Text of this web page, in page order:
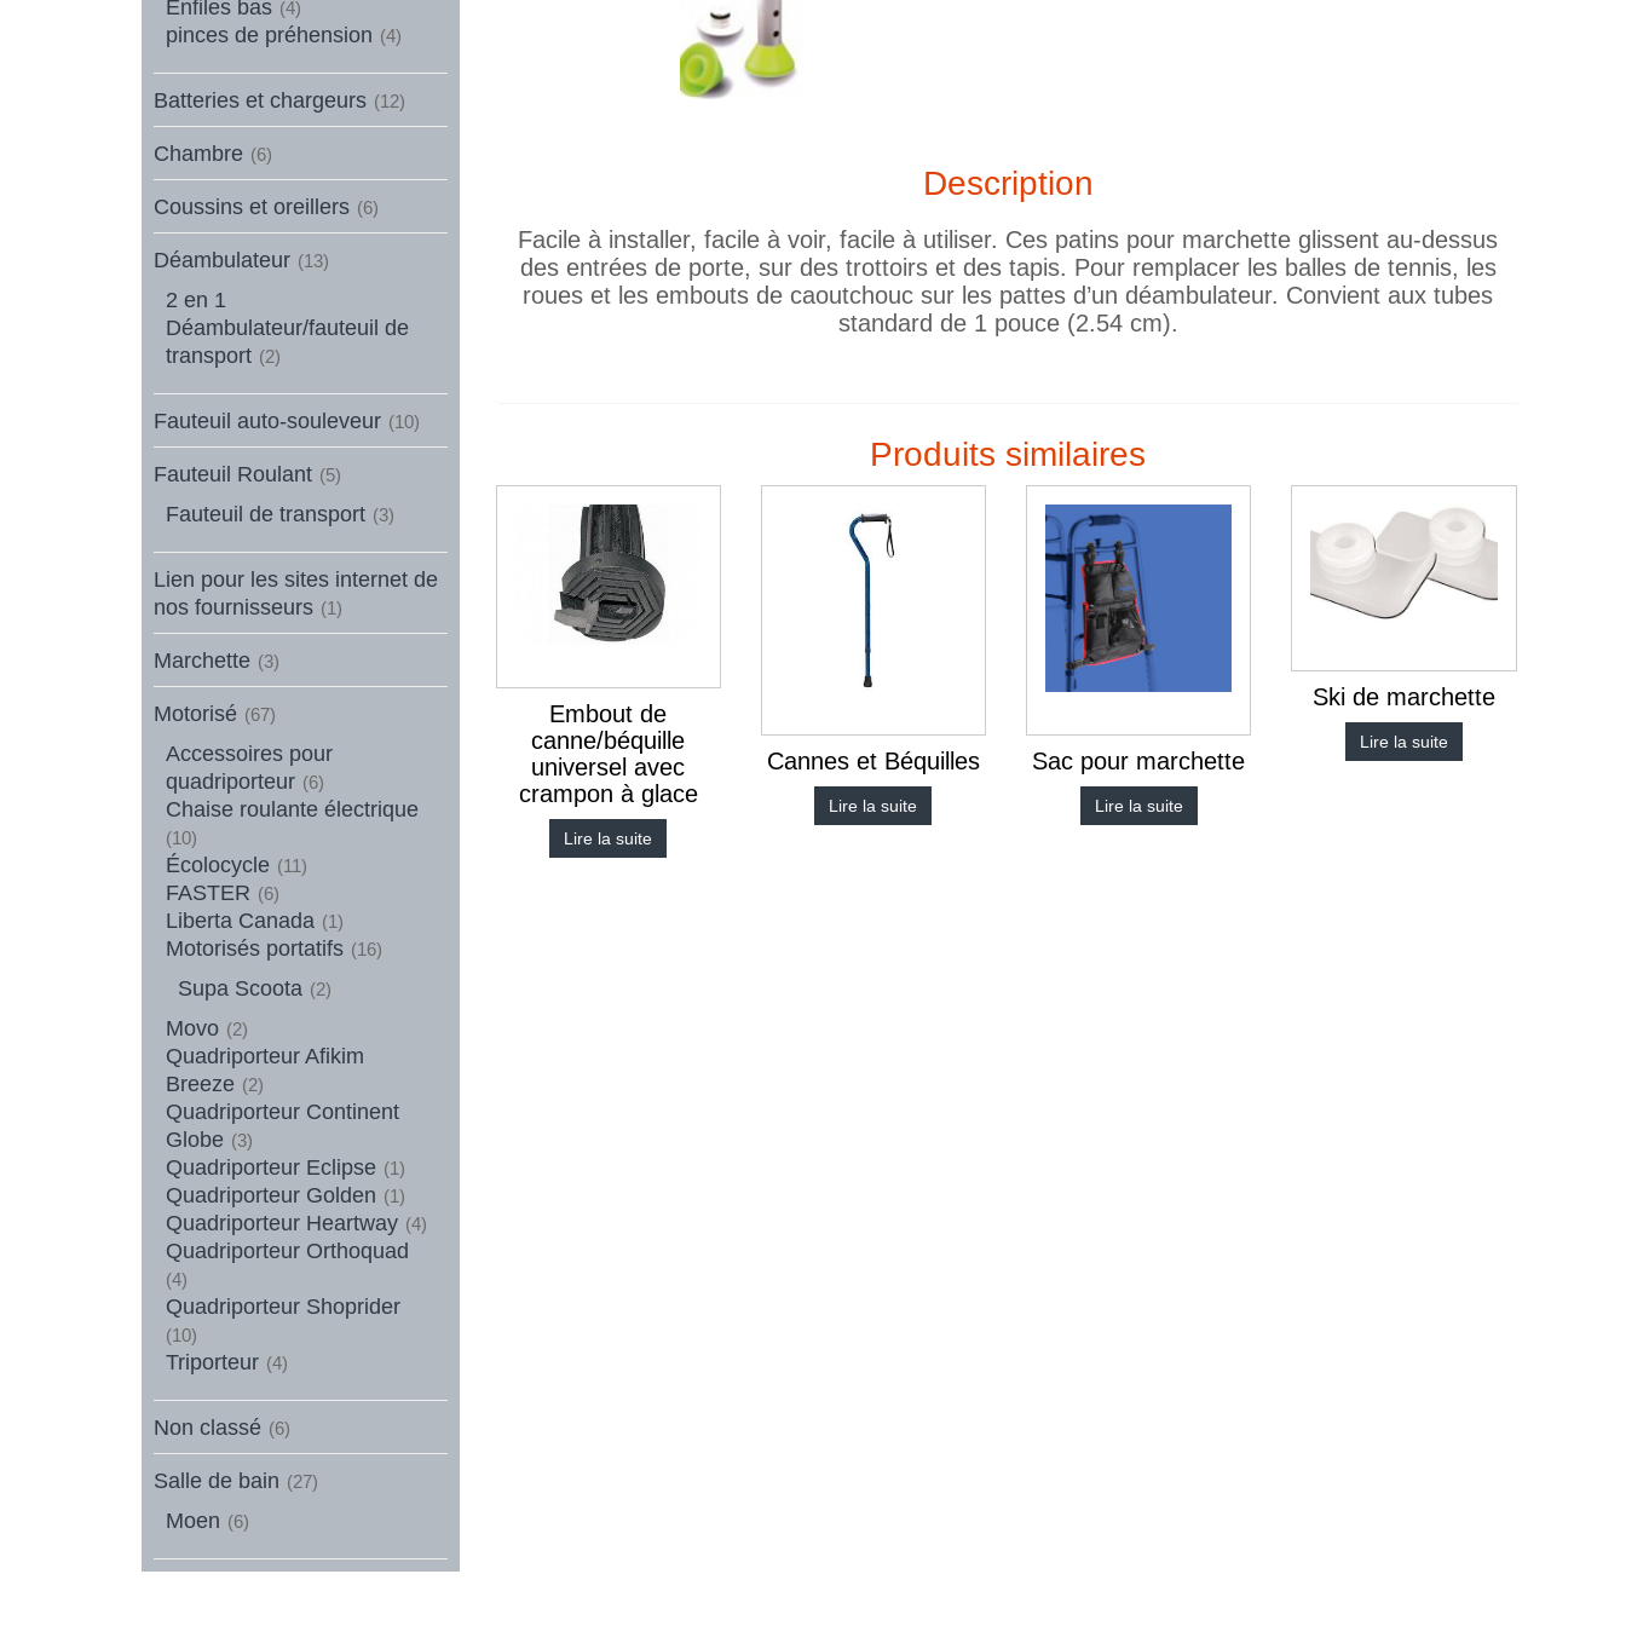
Enfiles bas (4)
pinces de préhension (4)
Batteries et chargeurs (12)
Chambre (6)
Coussins et oreillers (6)
Déambulateur (13)
2 en 1
Déambulateur/fauteuil de
transport (2)
Fauteuil auto-souleveur (10)
Fauteuil Roulant (5)
Fauteuil de transport (3)
Lien pour les sites internet de
nos fournisseurs (1)
Marchette (3)
Motorisé (67)
Accessoires pour
quadriporteur (6)
Chaise roulante électrique
(10)
Écolocycle (11)
FASTER (6)
Liberta Canada (1)
Motorisés portatifs (16)
Supa Scoota (2)
Movo (2)
Quadriporteur Afikim
Breeze (2)
Quadriporteur Continent
Globe (3)
Quadriporteur Eclipse (1)
Quadriporteur Golden (1)
Quadriporteur Heartway (4)
Quadriporteur Orthoquad
(4)
Quadriporteur Shoprider
(10)
Triporteur (4)
Non classé (6)
Salle de bain (27)
Moen (6)
Description
Facile à installer, facile à voir, facile à utiliser. Ces patins pour marchette glissent au-dessus
des entrées de porte, sur des trottoirs et des tapis. Pour remplacer les balles de tennis, les
roues et les embouts de caoutchouc sur les pattes d’un déambulateur. Convient aux tubes
standard de 1 pouce (2.54 cm).
Produits similaires
Embout de
canne/béquille
universel avec
crampon à glace
Lire la suite
Cannes et Béquilles
Lire la suite
Sac pour marchette
Lire la suite
Ski de marchette
Lire la suite